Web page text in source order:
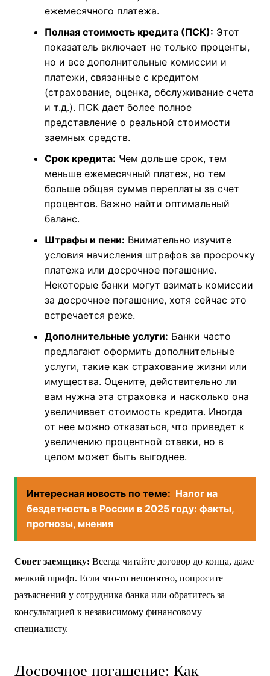
важный параметр. Обратите внимание на
какфиксированнаяилиплавающая.
Плавающая ставка может меняться в
зависимости от рыночных условий, что
может привести к увеличению вашего
ежемесячного платежа.
Полная стоимость кредита (ПСК):Этот
показатель включает не только проценты,
платежи, связанные с кредитом
(страхование, оценка, обслуживание счета
и т.д.). ПСК дает более полное
представление о реальной стоимости
заемных средств.
Срок кредита:Чем дольше срок, тем
меньше ежемесячный платеж, но тем
больше общая сумма переплаты за счет
процентов. Важно найти оптимальный
баланс.
условия начисления штрафов за просрочку
платежа или досрочное погашение.
Некоторые банки могут взимать комиссии
за досрочное погашение, хотя сейчас это
встречается реже.
Дополнительные услуги: Банки часто
предлагают оформить дополнительные
услуги, такие как страхование жизни или
увеличивает стоимость кредита. Иногда
от нее можно отказаться, что приведет к
увеличению процентной ставки, но в
целом может быть выгоднее.
Интересная новость по теме: Налог на
бездетность в России в 2025 году: факты,
прогнозы, мнения
мелкий шрифт. Если что-то непонятно, попросите